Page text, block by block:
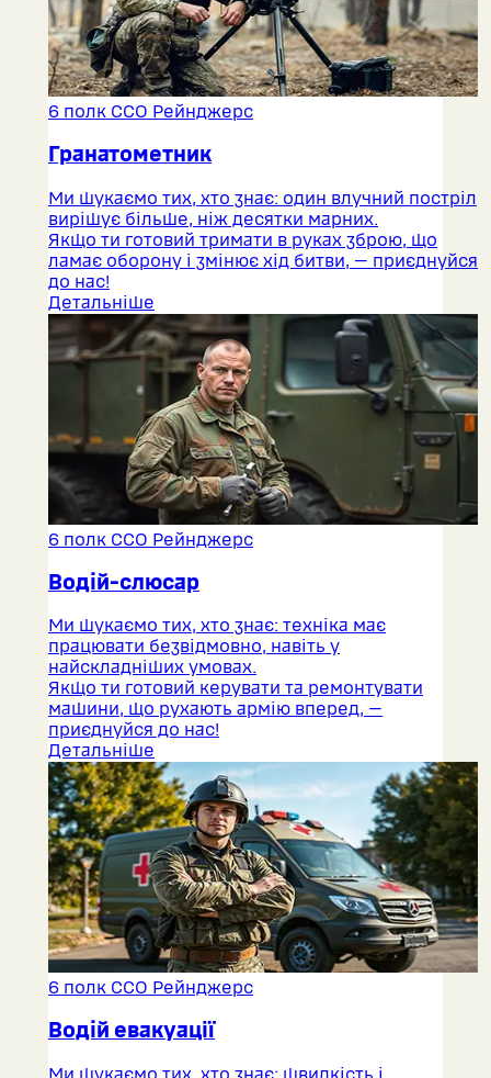
6 полк ССО Рейнджерс
Гранатометник
Ми шукаємо тих, хто знає: один влучний постріл
вирішує більше, ніж десятки марних.
Якщо ти готовий тримати в руках зброю, що
ламає оборону і змінює хід битви, — приєднуйся
до нас!
Детальніше
6 полк ССО Рейнджерс
Водій-слюсар
Ми шукаємо тих, хто знає: техніка має
працювати безвідмовно, навіть у
найскладніших умовах.
Якщо ти готовий керувати та ремонтувати
машини, що рухають армію вперед, —
приєднуйся до нас!
Детальніше
6 полк ССО Рейнджерс
Водій евакуації
Ми шукаємо тих, хто знає: швидкість і